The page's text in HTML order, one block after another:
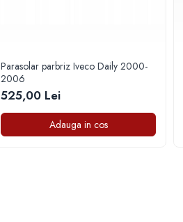
Parasolar parbriz Iveco Daily 2000-
2006
525,00 Lei
Adauga in cos